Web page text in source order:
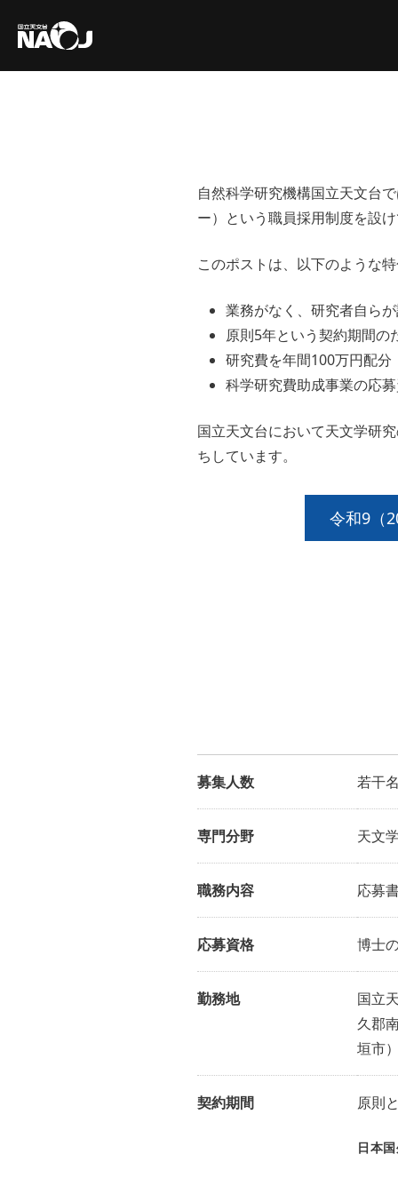
自然科学研究機構国立天文台
ー）という職員採用制度を設け
このポストは、以下のような特
業務がなく、研究者自ら
原則5年という契約期間の
研究費を年間100万円配分
科学研究費助成事業の応
国立天文台において天文学研
ちしています。
令和9（
募集人数 若干
専門分野 天文
職務内容 応募
応募資格 博士
勤務地
国立
久郡
垣市
契約期間 原則
日本